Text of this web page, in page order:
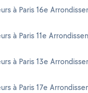
à Paris 16e
à Paris 11e
à Paris 13e
à Paris 17e